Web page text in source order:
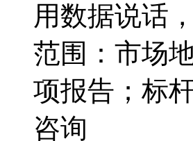
用数据说话
范围：市场
项报告；标
咨询